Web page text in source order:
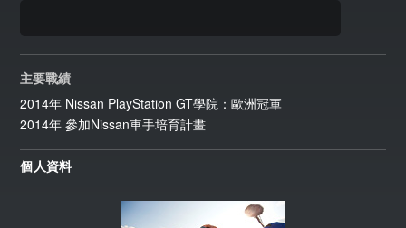
主要戰績
2014年 Nissan PlayStation GT學院：歐洲冠軍
2014年 參加Nissan車手培育計畫
個人資料